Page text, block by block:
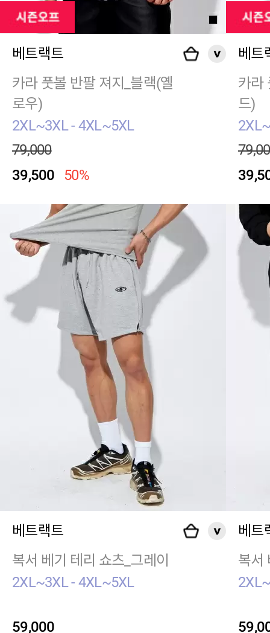
베트랙트
카라 풋볼 반팔 져지_블랙(옐
로우)
2XL~3XL - 4XL~5XL
79,000
39,500
50%
베트
카라
드)
베트랙트
복서 베기 테리 쇼츠_그레이
2XL~3XL - 4XL~5XL
59,000
베트
복서